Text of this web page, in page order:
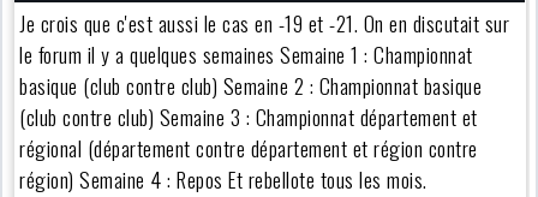
Je crois que c'est aussi le cas en -19 et -21. On en discutait sur
le forum il y a quelques semaines Semaine 1 : Championnat
basique (club contre club) Semaine 2 : Championnat basique
(club contre club) Semaine 3 : Championnat département et
régional (département contre département et région contre
région) Semaine 4 : Repos Et rebellote tous les mois.